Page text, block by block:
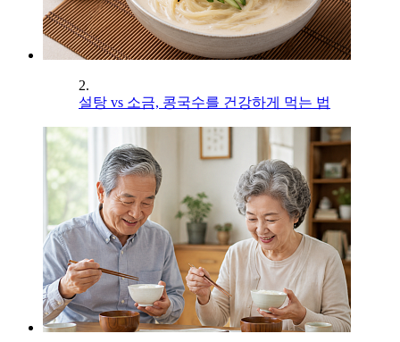
2.
설탕 vs 소금, 콩국수를 건강하게 먹는 법